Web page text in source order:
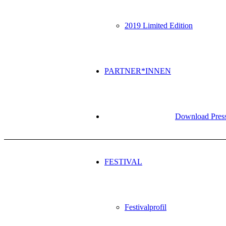
2019 Limited Edition
PARTNER*INNEN
Download
FESTIVAL
Festivalprofil